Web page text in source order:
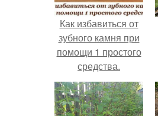
Как избавиться от
зубного камня при
помощи 1 простого
средства.